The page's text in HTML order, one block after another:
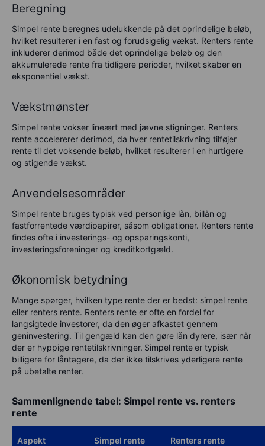
Beregning
Simpel rente beregnes udelukkende på det oprindelige beløb,
hvilket resulterer i en fast og forudsigelig vækst. Renters rente
inkluderer derimod både det oprindelige beløb og den
akkumulerede rente fra tidligere perioder, hvilket skaber en
eksponentiel vækst.
Vækstmønster
Simpel rente vokser lineært med jævne stigninger. Renters
rente accelererer derimod, da hver rentetilskrivning tilføjer
rente til det voksende beløb, hvilket resulterer i en hurtigere
og stigende vækst.
Anvendelsesområder
Simpel rente bruges typisk ved personlige lån, billån og
fastforrentede værdipapirer, såsom obligationer. Renters rente
findes ofte i investerings- og opsparingskonti,
investeringsforeninger og kreditkortgæld.
Økonomisk betydning
Mange spørger, hvilken type rente der er bedst: simpel rente
eller renters rente. Renters rente er ofte en fordel for
langsigtede investorer, da den øger afkastet gennem
geninvestering. Til gengæld kan den gøre lån dyrere, især når
der er hyppige rentetilskrivninger. Simpel renteer typisk
billigere for låntagere, da der ikke tilskrives yderligere rente
på ubetalte renter.
Sammenlignende tabel: Simpel rente vs. renters
rente
Aspekt Simpel rente Renters rente